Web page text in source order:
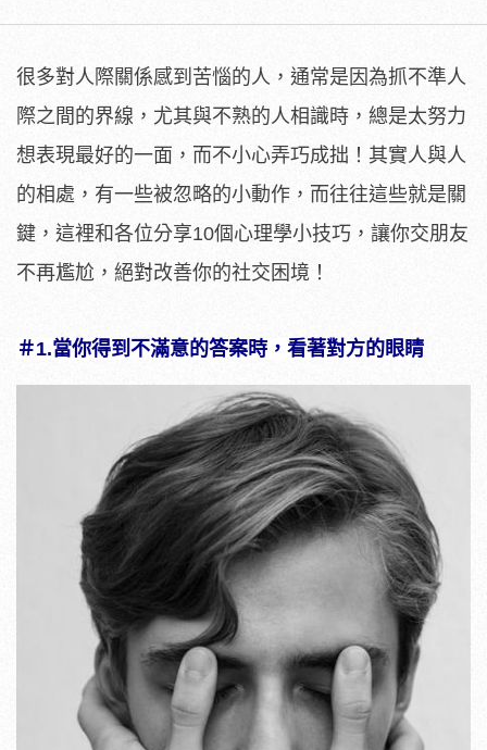
很多對人際關係感到苦惱的人，通常是因為抓不準人
際之間的界線，尤其與不熟的人相識時，總是太努力
想表現最好的一面，而不小心弄巧成拙！其實人與人
的相處，有一些被忽略的小動作，而往往這些就是關
鍵，這裡和各位分享10個心理學小技巧，讓你交朋友
不再尷尬，絕對改善你的社交困境！
＃1.當你得到不滿意的答案時，看著對方的眼睛